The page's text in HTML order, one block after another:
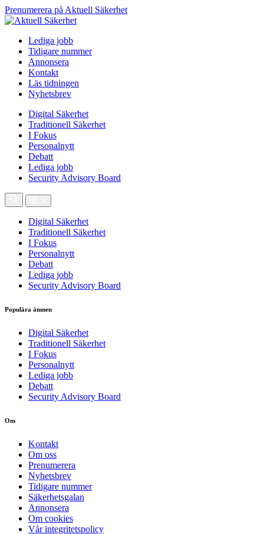
Prenumerera på Aktuell Säkerhet
Lediga jobb
Tidigare nummer
Annonsera
Kontakt
Läs tidningen
Nyhetsbrev
Digital Säkerhet
Traditionell Säkerhet
I Fokus
Personalnytt
Debatt
Lediga jobb
Security Advisory Board
Digital Säkerhet
Traditionell Säkerhet
I Fokus
Personalnytt
Debatt
Lediga jobb
Security Advisory Board
Populära ämnen
Digital Säkerhet
Traditionell Säkerhet
I Fokus
Personalnytt
Lediga jobb
Debatt
Security Advisory Board
Om
Kontakt
Om oss
Prenumerera
Nyhetsbrev
Tidigare nummer
Säkerhetsgalan
Annonsera
Om cookies
Vår integritetspolicy